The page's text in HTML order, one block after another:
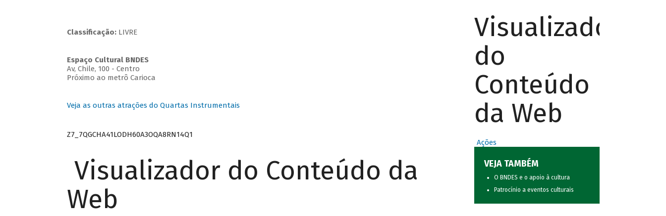
Classificação: LIVRE
Espaço Cultural BNDES
Av, Chile, 100 - Centro
Próximo ao metrô Carioca
Veja as outras atrações do Quartas Instrumentais
Z7_7QGCHA41LODH60A3OQA8RN14Q1
Visualizador do Conteúdo da
Web
Visualizador
do
Conteúdo
da Web
Ações
VEJA TAMBÉM
O BNDES e o apoio à cultura
Patrocínio a eventos culturais